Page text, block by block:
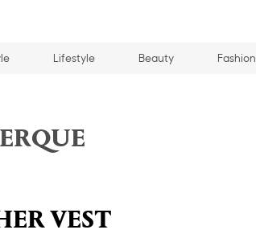
Lifestyle Beauty Fashion
VEST